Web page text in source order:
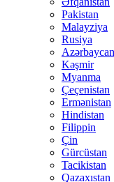
Pakistan
Malayziya
Rusiya
Azərbaycan
Kəşmir
Myanma
Çeçenistan
Ermənistan
Hindistan
Filippin
Çin
Gürcüstan
Tacikistan
Qazaxıstan